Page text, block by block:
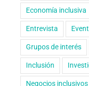
Economía inclusiva
Entrevista
Grupos de interés
Inclusión
Negocios inclusivos